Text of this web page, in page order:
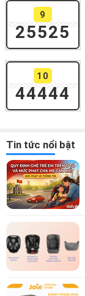
9
25525
10
44444
Tin tức nổi bật